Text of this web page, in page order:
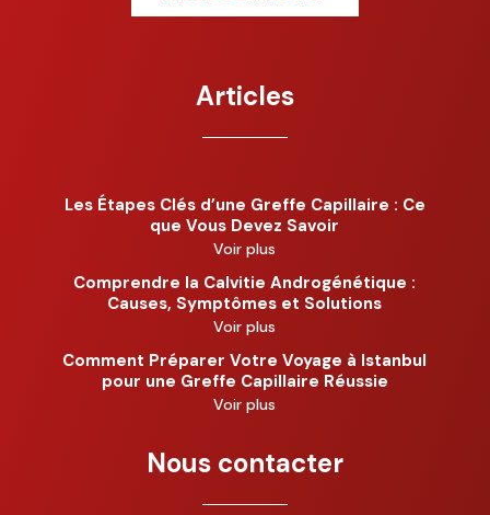
Articles
Les Étapes Clés d’une Greffe Capillaire : Ce
que Vous Devez Savoir
Voir plus
Comprendre la Calvitie Androgénétique :
Causes, Symptômes et Solutions
Voir plus
Comment Préparer Votre Voyage à Istanbul
pour une Greffe Capillaire Réussie
Voir plus
Nous contacter